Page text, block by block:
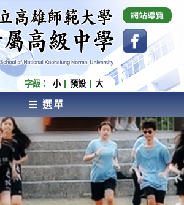
附屬高級中學 Affiliated Senior
National Kaohsiung Normal
University
字級： 小 預設 大
選單
HIGH SCHOOL OF NATIONAL
NORMAL UNIVERSITY